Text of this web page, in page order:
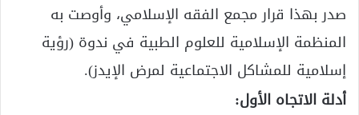
صدر بهذا قرار مجمع الفقه الإسلامي، وأوصت به
المنظمة الإسلامية للعلوم الطبية في ندوة (رؤية
إسلامية للمشاكل الاجتماعية لمرض الإيدز).
أدلة الاتجاه الأول: